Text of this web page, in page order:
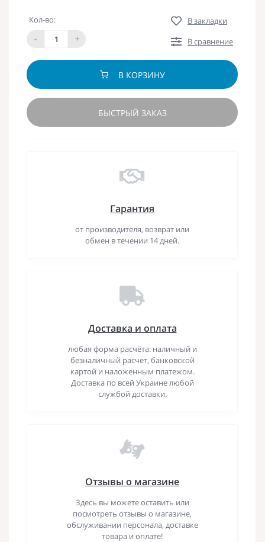
Кол-во:
-
+
В закладки
В сравнение
В КОРЗИНУ
БЫСТРЫЙ ЗАКАЗ
Гарантия
от производителя, возврат или
обмен в течении 14 дней.
Доставка и оплата
любая форма расчёта: наличный и
безналичный расчет, банковской
картой и наложенным платежом.
Доставка по всей Украине любой
службой доставки.
Отзывы о магазине
Здесь вы можете оставить или
посмотреть отзывы о магазине,
обслуживании персонала, доставке
товара и оплате!